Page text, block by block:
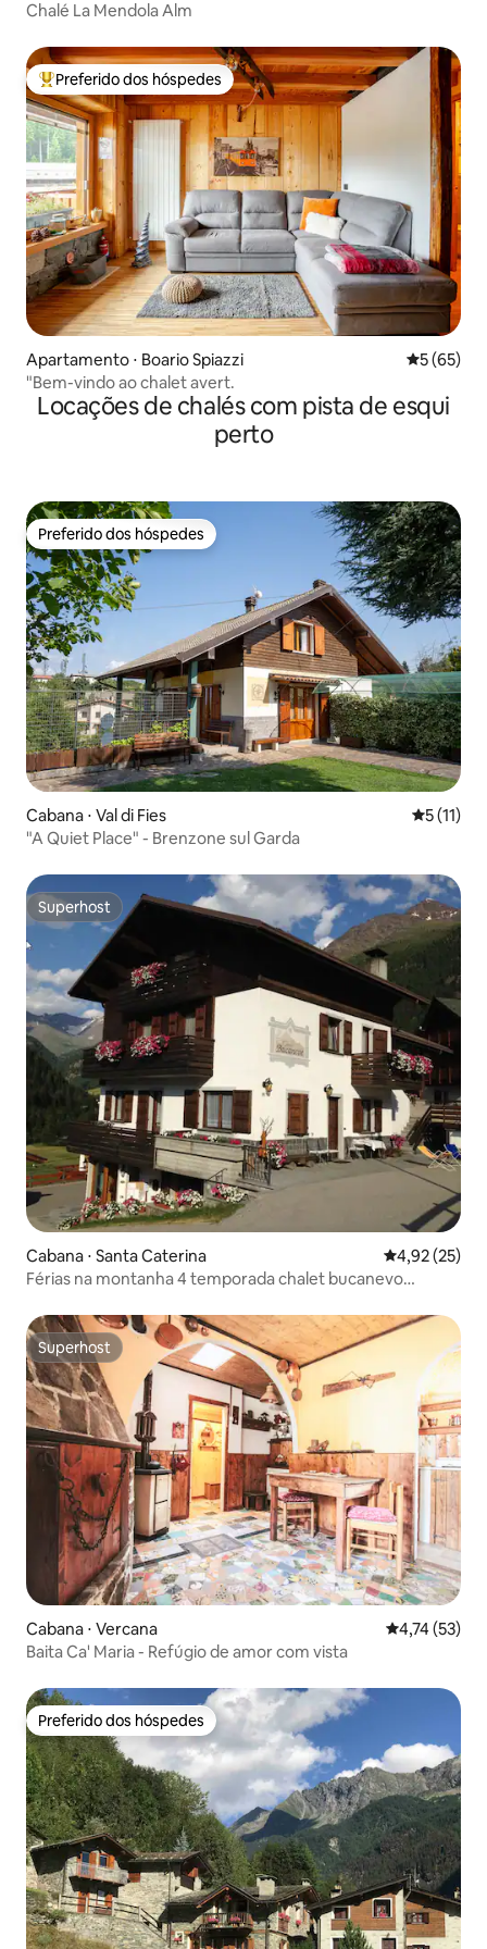
Chalé La Mendola Alm
Entre os melhores preferidos dos hóspedes
Preferido dos hóspedes
Apartamento ⋅ Boario Spiazzi 5 de uma
5 (65)
"Bem-vindo ao chalet avert.
Locações de chalés com pista de esqui
perto
Preferido dos hóspedes
Preferido dos hóspedes
Cabana ⋅ Val di Fies 5 de uma
5 (11)
"A Quiet Place" - Brenzone sul Garda
Superhost
Superhost
Cabana ⋅ Santa Caterina 4,92 de uma
4,92 (25)
Férias na montanha 4 temporada chalet bucanevo
Superhost
Superhost
Cabana ⋅ Vercana 4,74 de uma
4,74 (53)
Baita Ca' Maria - Refúgio de amor com vista
Preferido dos hóspedes
Preferido dos hóspedes